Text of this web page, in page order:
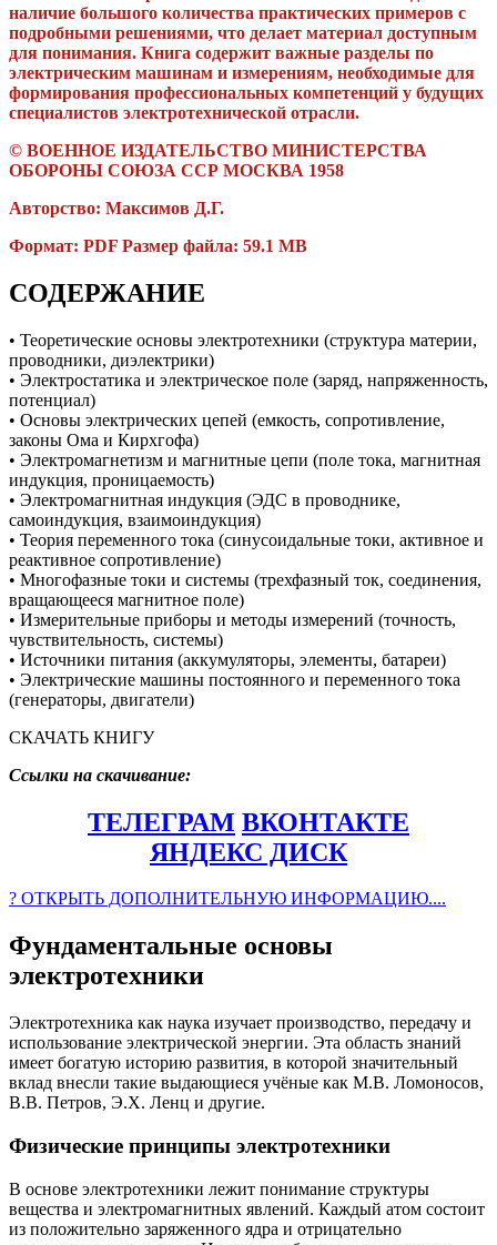
наличие большого количества практических примеров с
подробными решениями, что делает материал доступным
для понимания. Книга содержит важные разделы по
электрическим машинам и измерениям, необходимые для
формирования профессиональных компетенций у будущих
специалистов электротехнической отрасли.
© ВОЕННОЕ ИЗДАТЕЛЬСТВО МИНИСТЕРСТВА
ОБОРОНЫ СОЮЗА ССР МОСКВА 1958
Авторство: Максимов Д.Г.
Формат: PDF Размер файла: 59.1 MB
СОДЕРЖАНИЕ
• Теоретические основы электротехники (структура материи,
проводники, диэлектрики)
• Электростатика и электрическое поле (заряд, напряженность,
потенциал)
• Основы электрических цепей (емкость, сопротивление,
законы Ома и Кирхгофа)
• Электромагнетизм и магнитные цепи (поле тока, магнитная
индукция, проницаемость)
• Электромагнитная индукция (ЭДС в проводнике,
самоиндукция, взаимоиндукция)
• Теория переменного тока (синусоидальные токи, активное и
реактивное сопротивление)
• Многофазные токи и системы (трехфазный ток, соединения,
вращающееся магнитное поле)
• Измерительные приборы и методы измерений (точность,
чувствительность, системы)
• Источники питания (аккумуляторы, элементы, батареи)
• Электрические машины постоянного и переменного тока
(генераторы, двигатели)
СКАЧАТЬ КНИГУ
Ссылки на скачивание:
ТЕЛЕГРАМ ВКОНТАКТЕ
ЯНДЕКС ДИСК
? ОТКРЫТЬ ДОПОЛНИТЕЛЬНУЮ ИНФОРМАЦИЮ....
Фундаментальные основы
электротехники
Электротехника как наука изучает производство, передачу и
использование электрической энергии. Эта область знаний
имеет богатую историю развития, в которой значительный
вклад внесли такие выдающиеся учёные как М.В. Ломоносов,
В.В. Петров, Э.Х. Ленц и другие.
Физические принципы электротехники
В основе электротехники лежит понимание структуры
вещества и электромагнитных явлений. Каждый атом состоит
из положительно заряженного ядра и отрицательно